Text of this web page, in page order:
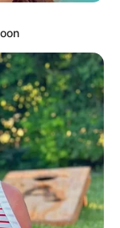
ΤΕΛΙΚΗ
ΕΔΩ.. ΕΙΝΑΙ